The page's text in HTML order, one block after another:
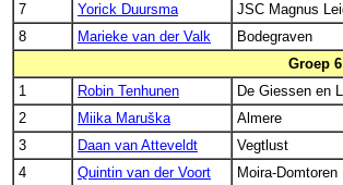
7
Yorick Duursma JSC Magnus
8
Marieke van der Valk Bodegraven
Groep
1
Robin Tenhunen De Giessen en
2
Miika Maruška Almere
3
Daan van Atteveldt Vegtlust
4
Quintin van der Voort Moira-Domtoren